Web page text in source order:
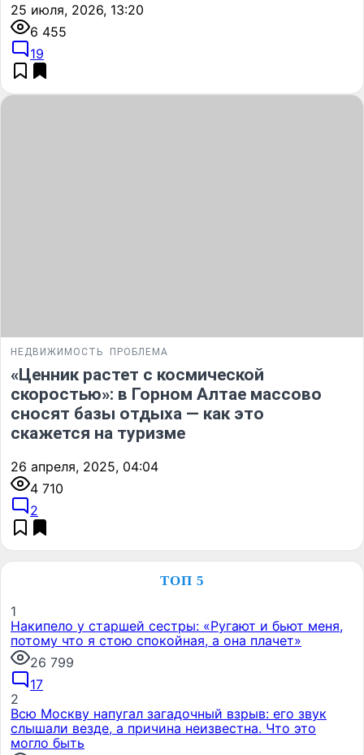
25 июля, 2026, 13:20
6 455
19
НЕДВИЖИМОСТЬ ПРОБЛЕМА
«Ценник растет с космической
скоростью»: в Горном Алтае массово
сносят базы отдыха — как это
скажется на туризме
26 апреля, 2025, 04:04
4 710
2
ТОП 5
1
Накипело у старшей сестры: «Ругают и бьют меня,
потому что я стою спокойная, а она плачет»
26 799
17
2
Всю Москву напугал загадочный взрыв: его звук
слышали везде, а причина неизвестна. Что это
могло быть